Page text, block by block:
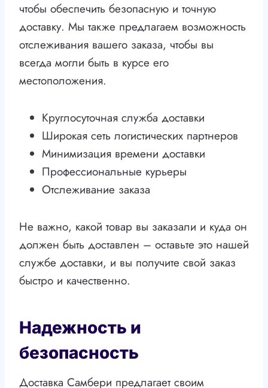
чтобы обеспечить безопасную и точную
доставку. Мы также предлагаем возможность
отслеживания вашего заказа, чтобы вы
всегда могли быть в курсе его
местоположения.
Круглосуточная служба доставки
Широкая сеть логистических партнеров
Минимизация времени доставки
Профессиональные курьеры
Отслеживание заказа
Не важно, какой товар вы заказали и куда он
должен быть доставлен – оставьте это нашей
службе доставки, и вы получите свой заказ
быстро и качественно.
Надежность и
безопасность
Доставка Самбери предлагает своим